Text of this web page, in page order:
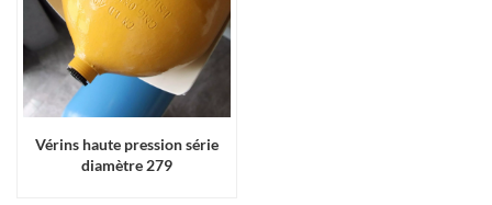
Vérins haute pression série
diamètre 279